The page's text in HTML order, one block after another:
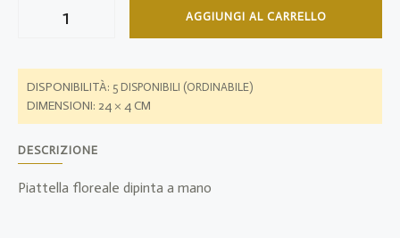
AGGIUNGI AL CARRELLO
DISPONIBILITÀ: 5 DISPONIBILI (ORDINABILE)
DIMENSIONI: 24 × 4 CM
DESCRIZIONE
Piattella floreale dipinta a mano